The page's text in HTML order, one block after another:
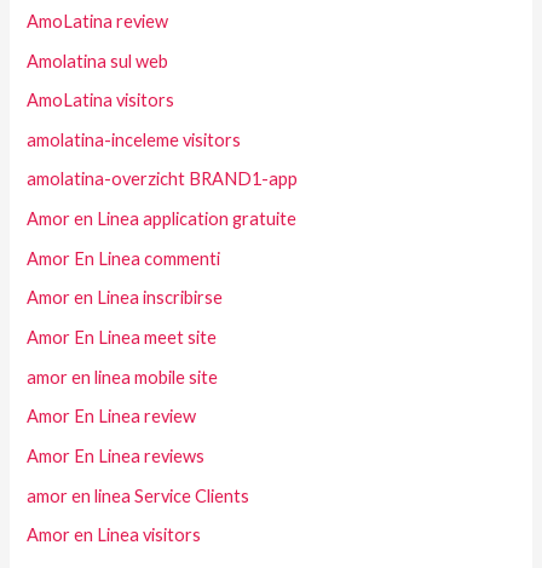
AmoLatina review
Amolatina sul web
AmoLatina visitors
amolatina-inceleme visitors
amolatina-overzicht BRAND1-app
Amor en Linea application gratuite
Amor En Linea commenti
Amor en Linea inscribirse
Amor En Linea meet site
amor en linea mobile site
Amor En Linea review
Amor En Linea reviews
amor en linea Service Clients
Amor en Linea visitors